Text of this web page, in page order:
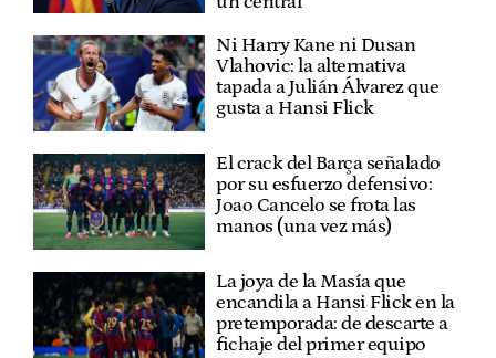
Ni Harry Kane ni Dusan
Vlahovic: la alternativa
tapada a Julián Álvarez que
gusta a Hansi Flick
El crack del Barça señalado
por su esfuerzo defensivo:
Joao Cancelo se frota las
manos (una vez más)
La joya de la Masía que
encandila a Hansi Flick en la
pretemporada: de descarte a
fichaje del primer equipo